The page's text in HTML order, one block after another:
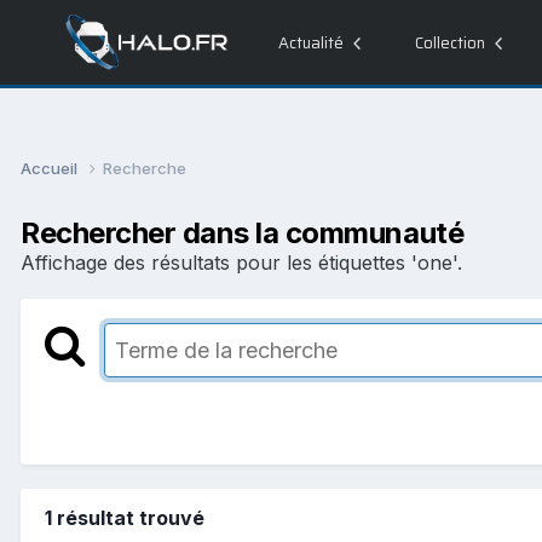
Actualité Collection
Accueil Recherche
Rechercher dans la communauté
Affichage des résultats pour les étiquettes 'one'.
1 résultat trouvé